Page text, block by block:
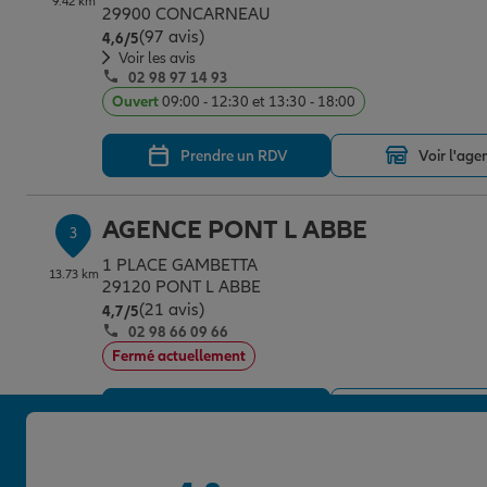
29900 CONCARNEAU
4,6/5Note de 4.6 sur 5
(97 avis)
Voir les avis
02 98 97 14 93
Ouvert09:00 - 12:30 et 13:30 - 18:00
Prendre un RDV Voir
3
13.73 km
AGENCE PONT L ABBE
1 PLACE GAMBETTA
29120 PONT L ABBE
4,7/5Note de 4.7 sur 5
(21 avis)
02 98 66 09 66
Fermé actuellement
Prendre un RDV Voir